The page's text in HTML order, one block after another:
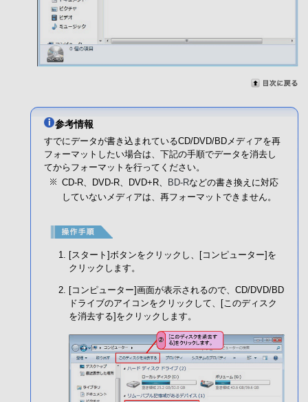
参考情報
すでにデータが書き込まれているCD/DVD/BDメディアを再
フォーマットしたい場合は、下記の手順でデータを消去し
てからフォーマットを行ってください。
CD-R、DVD-R、DVD+R、
BD-Rなどの書き換えに対応
していないメディアは、再フォーマットできません。
[スタート]ボタンをクリックし、[コンピューター]を
クリックします。
[コンピューター]画面が表示されるので、CD/DVD/BD
ドライブのアイコンをクリックして、[このディスク
を消去する]をクリックします。